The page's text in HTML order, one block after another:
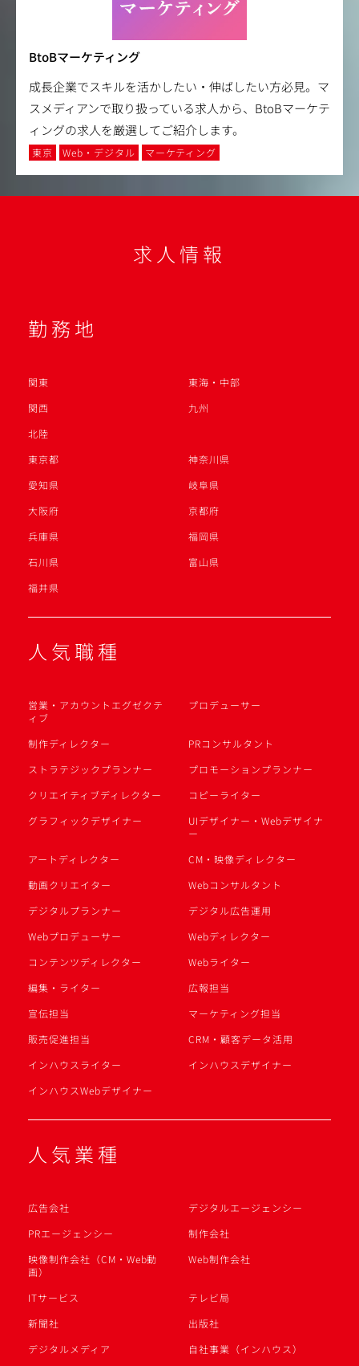
BtoBマーケティング
成長企業でスキルを活かしたい・伸ばしたい方必見。マ
スメディアンで取り扱っている求人から、BtoBマーケテ
ィングの求人を厳選してご紹介します。
東京 Web・デジタル マーケティング
求人情報
勤務地
関東
東海・中部
関西
九州
北陸
東京都
神奈川県
愛知県
岐阜県
大阪府
京都府
兵庫県
福岡県
石川県
富山県
福井県
人気職種
営業・アカウントエグゼクテ
ィブ
プロデューサー
制作ディレクター
PRコンサルタント
ストラテジックプランナー
プロモーションプランナー
クリエイティブディレクター
コピーライター
グラフィックデザイナー
UIデザイナー・Webデザイナ
ー
アートディレクター
CM・映像ディレクター
動画クリエイター
Webコンサルタント
デジタルプランナー
デジタル広告運用
Webプロデューサー
Webディレクター
コンテンツディレクター
Webライター
編集・ライター
広報担当
宣伝担当
マーケティング担当
販売促進担当
CRM・顧客データ活用
インハウスライター
インハウスデザイナー
インハウスWebデザイナー
人気業種
広告会社
デジタルエージェンシー
PRエージェンシー
制作会社
映像制作会社（CM・Web動
画）
Web制作会社
ITサービス
テレビ局
新聞社
出版社
デジタルメディア
自社事業（インハウス）